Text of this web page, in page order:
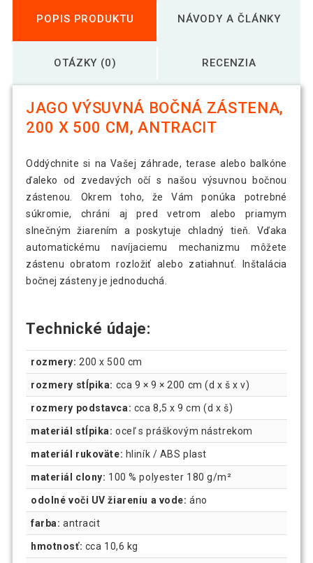
POPIS PRODUKTU NÁVODY A ČLÁNKY
OTÁZKY (0) RECENZIA
JAGO VÝSUVNÁ BOČNÁ ZÁSTENA,
200 X 500 CM, ANTRACIT
Oddýchnite si na Vašej záhrade, terase alebo balkóne
ďaleko od zvedavých očí s našou výsuvnou bočnou
zástenou. Okrem toho, že Vám ponúka potrebné
súkromie, chráni aj pred vetrom alebo priamym
slnečným žiarením a poskytuje chladný tieň. Vďaka
automatickému navíjaciemu mechanizmu môžete
zástenu obratom rozložiť alebo zatiahnuť. Inštalácia
bočnej zásteny je jednoduchá.
Technické údaje:
rozmery: 200 x 500 cm
rozmery stĺpika: cca 9 × 9 × 200 cm (d x š x v)
rozmery podstavca: cca 8,5 x 9 cm (d x š)
materiál stĺpika: oceľ s práškovým nástrekom
materiál rukoväte: hliník / ABS plast
materiál clony: 100 % polyester 180 g/m²
odolné voči UV žiareniu a vode: áno
farba: antracit
hmotnosť: cca 10,6 kg